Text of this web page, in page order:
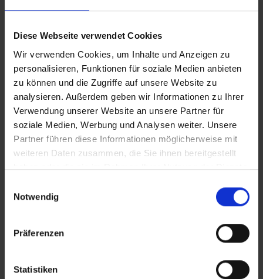
Diese Webseite verwendet Cookies
Wir verwenden Cookies, um Inhalte und Anzeigen zu
personalisieren, Funktionen für soziale Medien anbieten
zu können und die Zugriffe auf unsere Website zu
analysieren. Außerdem geben wir Informationen zu Ihrer
Verwendung unserer Website an unsere Partner für
soziale Medien, Werbung und Analysen weiter. Unsere
Partner führen diese Informationen möglicherweise mit
weiteren Daten zusammen, die Sie ihnen bereitgestellt
haben oder die sie im Rahmen Ihrer Nutzung der Dienste
Notwendig
Präferenzen
Statistiken
aktiv mitgestalten? Als führende Beratung für
M&A-Prozesse im Gesundheits- und
Persönlichkeiten aus Unternehmensberatungen
oder Teams mit Schwerpunkt
Unternehmens-/Organisationsentwicklung,
Strategie oder M&A, die mit Leidenschaft und
Eigenverantwortung komplexe Projekte steuern
und innovative Lösungen entwickeln.
Acquisitions Pflege &